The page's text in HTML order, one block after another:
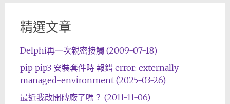
精選文章
Delphi再一次親密接觸 (2009-07-18)
pip pip3 安裝套件時 報錯 error: externally-
managed-environment (2025-03-26)
最近我改開磚廠了嗎？ (2011-11-06)